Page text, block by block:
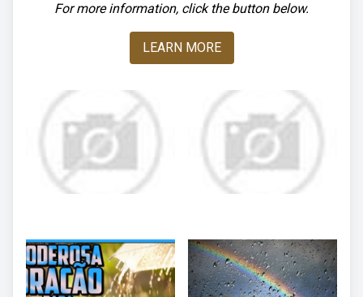
For more information, click the button below.
LEARN MORE